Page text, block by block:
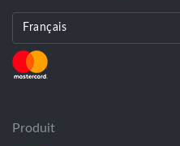
Français
Produit